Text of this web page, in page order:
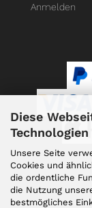
Diese
Technologien
Unsere Seite
Cookies und
die ordentliche
die Nutzung
bestmögliches
Anmelden